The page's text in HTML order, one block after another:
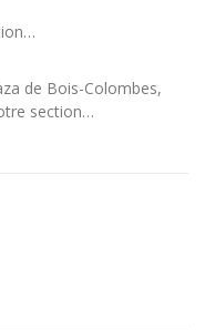
de Bois-Colombes,
section…